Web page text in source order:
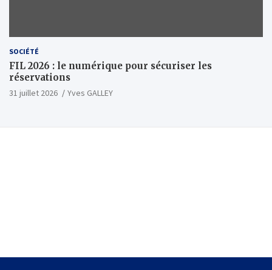
SOCIÉTÉ
FIL 2026 : le numérique pour sécuriser les
réservations
31 juillet 2026 Yves GALLEY